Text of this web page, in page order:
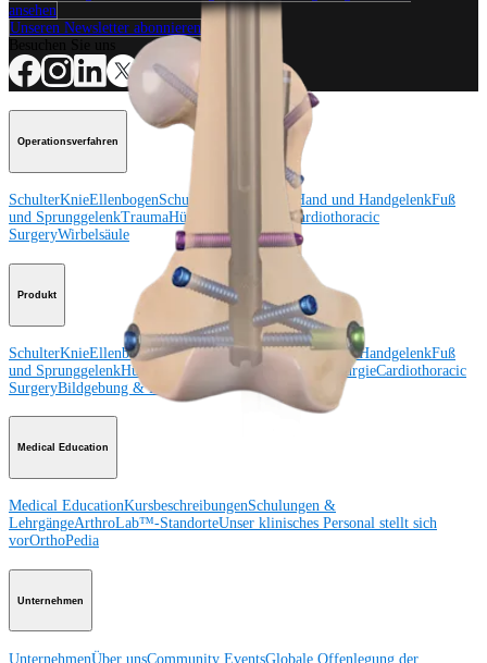
ansehen
Unseren Newsletter abonnieren
Operationsverfahren
SchulterKnieEllenbogenSchulterendoprothetik Hand und HandgelenkFuß
und SprunggelenkTraumaHüfte
Cardiothoracic
SurgeryWirbelsäule
Produkt
SchulterKnieEllenbogenSchulterendoprothetik Hand und HandgelenkFuß
und SprunggelenkHüfte Orthobiologie Herz-ThoraxchirurgieCardiothoracic
SurgeryBildgebung & Resektion
Medical Education
Medical EducationKursbeschreibungenSchulungen &
LehrgängeArthroLab™-StandorteUnser klinisches Personal stellt sich
vorOrthoPedia
Unternehmen
UnternehmenÜber unsCommunity EventsGlobale Offenlegung der